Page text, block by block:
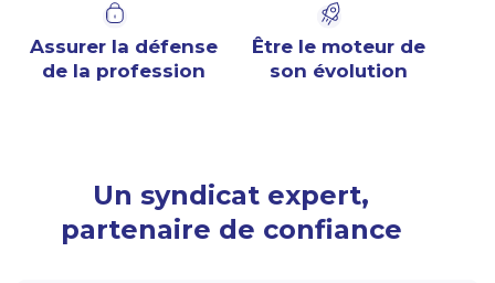
Assurer la défense
de la profession
Être le moteur de
son évolution
Un syndicat expert,
partenaire de confiance